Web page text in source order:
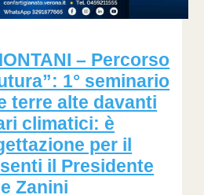
– Percorso
1° seminario
terre alte davanti
climatici: è
per il
il Presidente
Zanini